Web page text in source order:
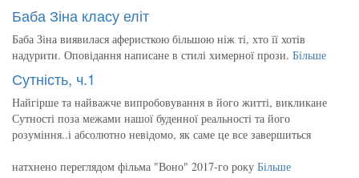
Баба Зіна класу еліт
Баба Зіна виявилася аферисткою більшою ніж ті, хто її хотів
надурити. Оповідання написане в стилі химерної прози. Більше
Сутність, ч.1
Найгірше та найважче випробовування в його житті, викликане
Сутності поза межами нашої буденної реальності та його
розуміння..і абсолютно невідомо, як саме це все завершиться
натхнено переглядом фільма "Воно" 2017-го року Більше